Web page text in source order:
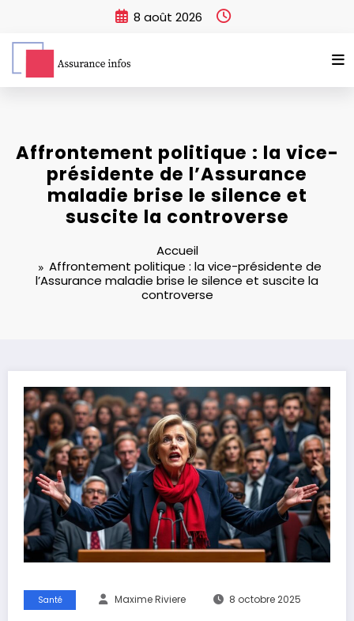
8 août 2026
Affrontement politique : la vice-
présidente de l’Assurance
maladie brise le silence et
suscite la controverse
Accueil
Affrontement politique : la vice-présidente de
l’Assurance maladie brise le silence et suscite la
controverse
Santé Maxime Riviere 8 octobre 2025